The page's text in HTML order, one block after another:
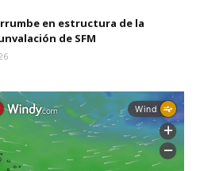
en estructura de la
de SFM